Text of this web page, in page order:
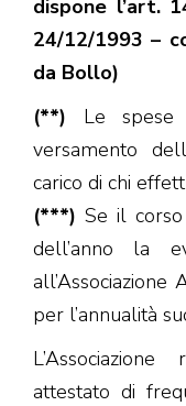
dispone l’art.
24/12/1993 –
da Bollo)
(**) Le spese
versamento
carico di chi
(***) Se il
dell’anno la
all’Associazione
per l’annualità
attestato di